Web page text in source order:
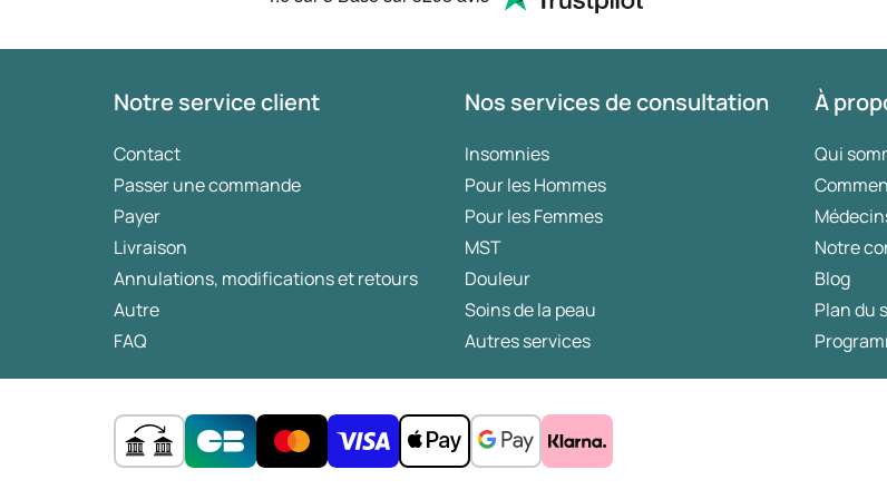
Notre service client
Contact
Passer une commande
Payer
Livraison
Annulations, modifications et retours
Autre
FAQ
Nos services de consultation
Insomnies
Pour les Hommes
Pour les Femmes
MST
Douleur
Soins de la peau
Autres services
À
Qui
Notre
Blog
Plan du